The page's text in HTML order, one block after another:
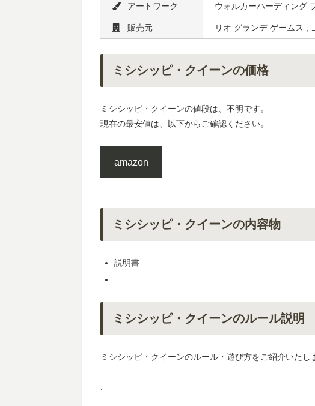
アートワーク ウォルカーハーディング
販売元 リオ グランデ ゲームス ,
ミシシッピ・クイーンの価格
ミシシッピ・クイーンの値段は、不明です。
現在の最安値は、以下からご確認ください。
amazon
.
ミシシッピ・クイーンの内容物
説明書
ミシシッピ・クイーンのルール説明
ミシシッピ・クイーンのルール・遊び方をご紹介いたし
.